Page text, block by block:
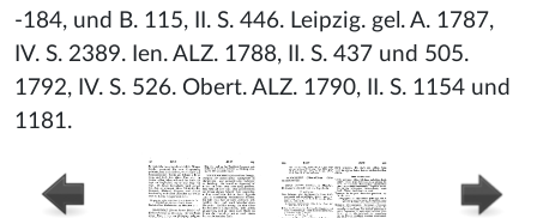
-184, und B. 115, II. S. 446. Leipzig. gel. A. 1787,
IV. S. 2389. Ien. ALZ. 1788, II. S. 437 und 505.
1792, IV. S. 526. Obert. ALZ. 1790, II. S. 1154 und
1181.